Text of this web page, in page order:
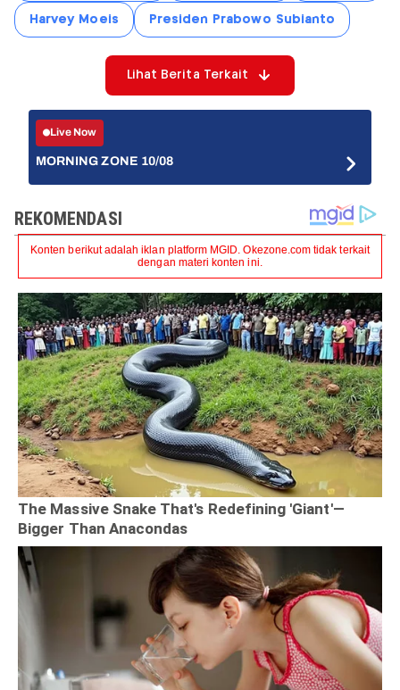
Harvey Moeis Presiden Prabowo Subianto
Lihat Berita Terkait
Live Now
MORNING ZONE 10/08